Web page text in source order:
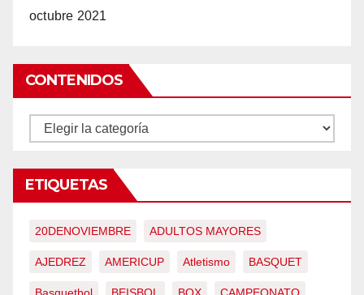
octubre 2021
CONTENIDOS
CONTENIDOS
ETIQUETAS
20DENOVIEMBRE ADULTOS MAYORES
AJEDREZ AMERICUP Atletismo BASQUET